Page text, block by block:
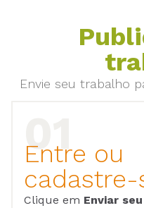
Envie seu trabalho
Entre ou
cadastre-
Clique em Enviar